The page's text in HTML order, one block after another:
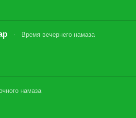
Время вечернего намаза
намаза